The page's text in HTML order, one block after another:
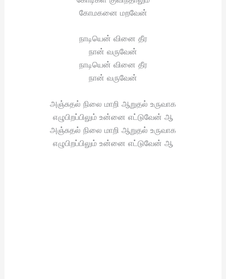
கோமகனை மறவேன்
நாடியென் வினை தீர
நான் வருவேன்
நாடியென் வினை தீர
நான் வருவேன்
அஞ்சுதல் நிலை மாறி ஆறுதல் உருவாக
எழுபிறப்பிலும் உன்னை எட்டுவேன் ஆ
அஞ்சுதல் நிலை மாறி ஆறுதல் உருவாக
எழுபிறப்பிலும் உன்னை எட்டுவேன் ஆ